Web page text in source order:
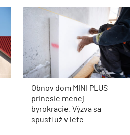
Obnov dom MINI PLUS
prinesie menej
byrokracie. Výzva sa
spustí už v lete